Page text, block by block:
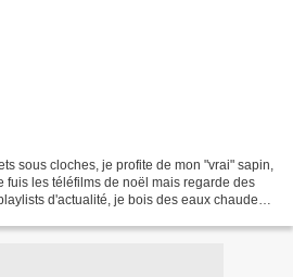
sous cloches, je profite de mon "vrai" sapin,
fuis les téléfilms de noël mais regarde des
d'actualité, je bois des eaux chaudes